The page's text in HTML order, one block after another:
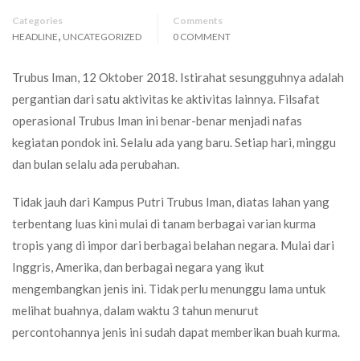
Categories
HEADLINE UNCATEGORIZED
Comments
0 COMMENT
Trubus Iman, 12 Oktober 2018. Istirahat sesungguhnya adalah
pergantian dari satu aktivitas ke aktivitas lainnya. Filsafat
operasional Trubus Iman ini benar-benar menjadi nafas
kegiatan pondok ini. Selalu ada yang baru. Setiap hari, minggu
dan bulan selalu ada perubahan.
Tidak jauh dari Kampus Putri Trubus Iman, diatas lahan yang
terbentang luas kini mulai di tanam berbagai varian kurma
tropis yang di impor dari berbagai belahan negara. Mulai dari
Inggris, Amerika, dan berbagai negara yang ikut
mengembangkan jenis ini. Tidak perlu menunggu lama untuk
melihat buahnya, dalam waktu 3 tahun menurut
percontohannya jenis ini sudah dapat memberikan buah kurma.